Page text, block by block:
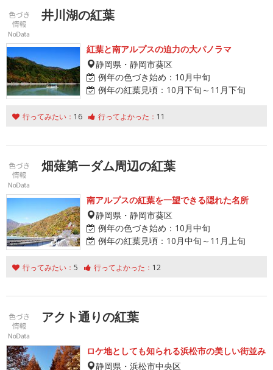
井川湖の紅葉
紅葉と南アルプスの迫力の大パノラマ
静岡県・静岡市葵区
例年の色づき始め： 10月中旬
例年の紅葉見頃： 10月下旬～11月下旬
行ってみたい： 16 行ってよかった： 11
畑薙第一ダム周辺の紅葉
南アルプスの紅葉を一望できる隠れた名所
静岡県・静岡市葵区
例年の色づき始め： 10月中旬
例年の紅葉見頃： 10月中旬～11月上旬
行ってみたい： 5 行ってよかった： 12
アクト通りの紅葉
ロケ地としても知られる浜松市の美しい街並み
静岡県・浜松市中央区